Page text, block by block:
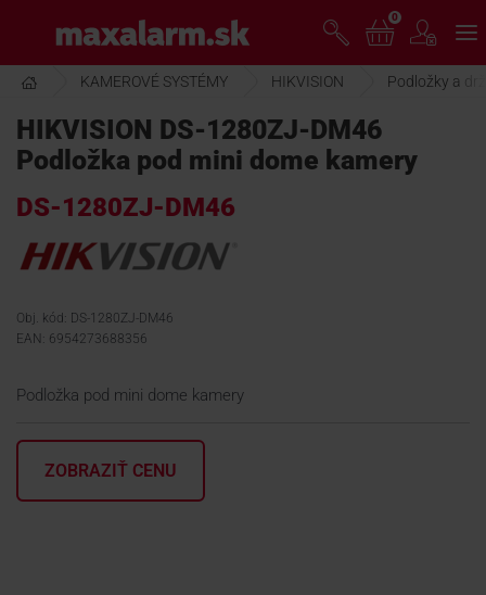
hlavnému
obsahu
www.maxalarm.sk
AKCIA MESIACA
PRODUKTY
SPOLOČNOSŤ
ŠKOLENIE
PODPORA
0
KAMEROVÉ SYSTÉMY HIKVISION Podložky a
HIKVISION DS-1280ZJ-DM46
Podložka pod mini dome kamery
DS-1280ZJ-DM46
Obj. kód: DS-1280ZJ-DM46
EAN: 6954273688356
Podložka pod mini dome kamery
ZOBRAZIŤ CENU